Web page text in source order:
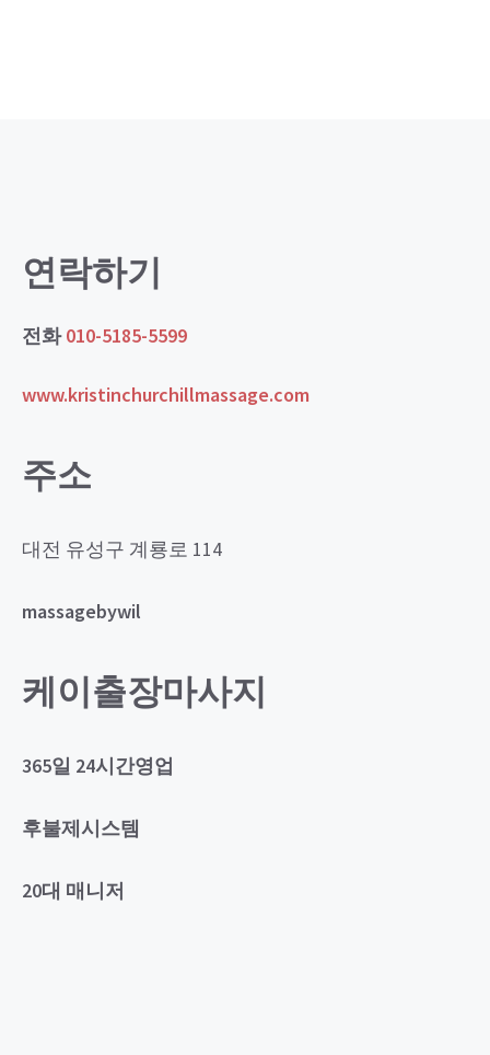
연락하기
전화010-5185-5599
www.kristinchurchillmassage.com
주소
대전 유성구 계룡로 114
massagebywil
케이출장마사지
365일 24시간영업
후불제시스템
20대 매니저